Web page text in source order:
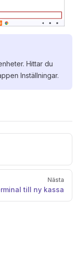
Hittar du
Inställningar.
Nästa
till ny kassa